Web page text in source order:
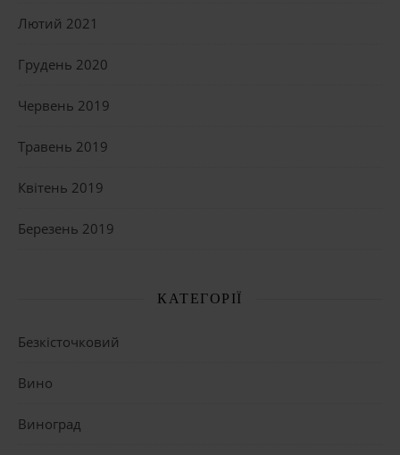
Лютий 2021
Грудень 2020
Червень 2019
Травень 2019
Квітень 2019
Березень 2019
КАТЕГОРІЇ
Безкісточковий
Вино
Виноград